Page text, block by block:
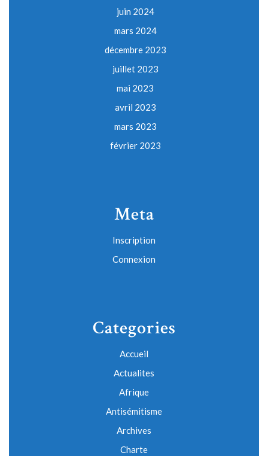
juin 2024
mars 2024
décembre 2023
juillet 2023
mai 2023
avril 2023
mars 2023
février 2023
Meta
Inscription
Connexion
Categories
Accueil
Actualites
Afrique
Antisémitisme
Archives
Charte